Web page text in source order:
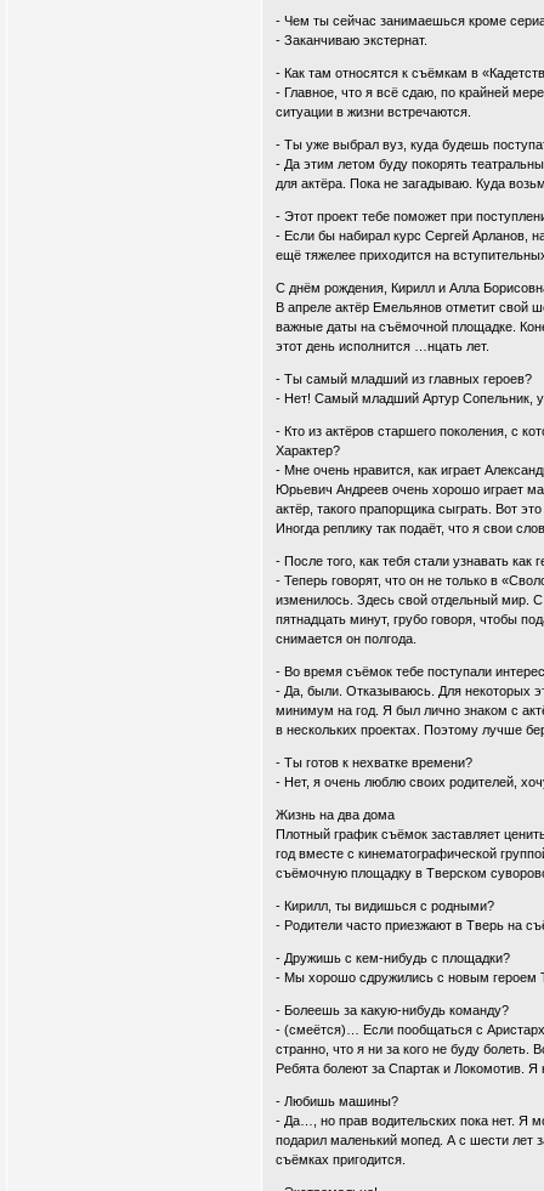
- Чем ты сейчас занимаешься кроме
- Заканчиваю экстернат.
- Как там относятся к съёмкам в
- Главное, что я всё сдаю, по крайней
ситуации в жизни встречаются.
- Ты уже выбрал вуз, куда будешь
- Да этим летом буду покорять
для актёра. Пока не загадываю. Куда
- Этот проект тебе поможет при
- Если бы набирал курс Сергей Арланов,
ещё тяжелее приходится на
С днём рождения, Кирилл и Алла
В апреле актёр Емельянов отметит свой
важные даты на съёмочной площадке.
этот день исполнится …нцать лет.
- Ты самый младший из главных героев?
- Нет! Самый младший Артур Сопельник,
- Кто из актёров старшего поколения, с
Характер?
- Мне очень нравится, как играет
Юрьевич Андреев очень хорошо играет
актёр, такого прапорщика сыграть. Вот
Иногда реплику так подаёт, что я свои
- После того, как тебя стали узнавать как
- Теперь говорят, что он не только в
изменилось. Здесь свой отдельный мир.
пятнадцать минут, грубо говоря, чтобы
снимается он полгода.
- Во время съёмок тебе поступали
- Да, были. Отказываюсь. Для некоторых
минимум на год. Я был лично знаком с
в нескольких проектах. Поэтому лучше
- Ты готов к нехватке времени?
- Нет, я очень люблю своих родителей,
Жизнь на два дома
Плотный график съёмок заставляет
год вместе с кинематографической
съёмочную площадку в Тверском
- Кирилл, ты видишься с родными?
- Родители часто приезжают в Тверь на
- Дружишь с кем-нибудь с площадки?
- Мы хорошо сдружились с новым героем
- Болеешь за какую-нибудь команду?
- (смеётся)… Если пообщаться с
странно, что я ни за кого не буду
Ребята болеют за Спартак и Локомотив.
- Любишь машины?
- Да…, но прав водительских пока нет. Я
подарил маленький мопед. А с шести лет
съёмках пригодится.